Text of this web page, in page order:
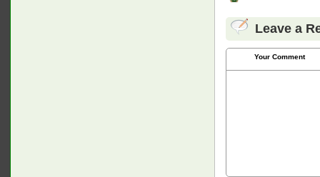
Leave a
Your Comment